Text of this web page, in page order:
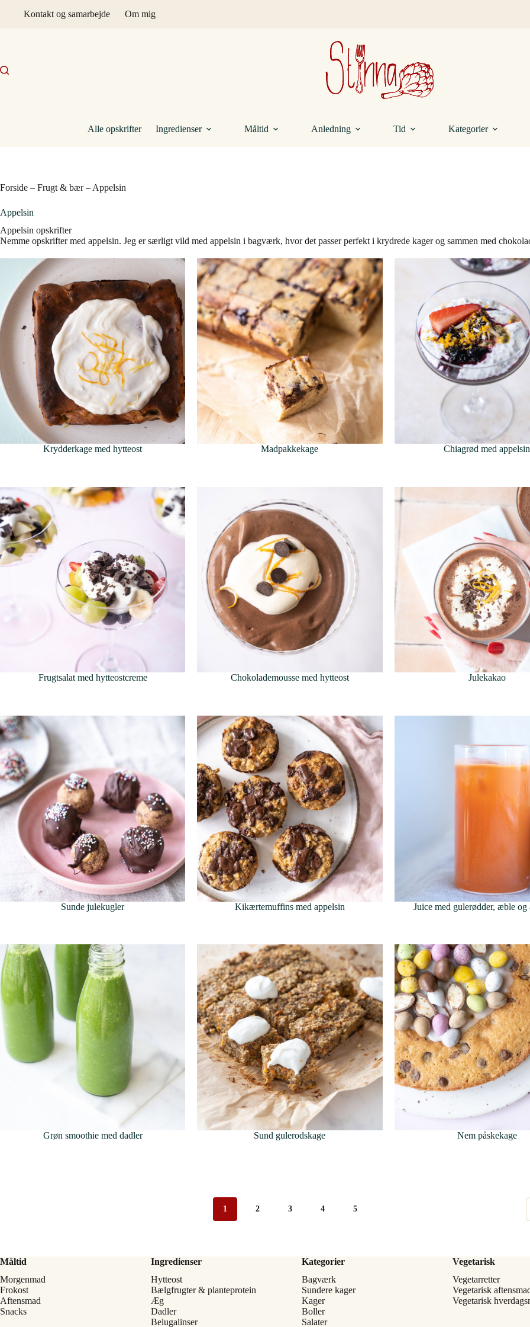
Kontakt og samarbejde Om mig
Alle opskrifter Ingredienser Måltid Anledning Tid Kategorier
Forside – Frugt & bær– Appelsin
Appelsin
Appelsin opskrifter
Nemme opskrifter med appelsin. Jeg er særligt vild med appelsin i bagværk, hvor det passer perfekt i krydrede kager og sammen med
Krydderkage med hytteost Madpakkekage Chiagrød med appelsin
Frugtsalat med hytteostcreme Chokolademousse med hytteost Julekakao
Sunde julekugler Kikærtemuffins med appelsin Juice med gulerødder, æble og
Grøn smoothie med dadler Sund gulerodskage Nem påskekage
1 2 3 4 5
Måltid
Morgenmad
Frokost
Aftensmad
Snacks
Ingredienser
Hytteost
Bælgfrugter & planteprotein
Æg
Dadler
Belugalinser
Kategorier
Bagværk
Sundere kager
Kager
Boller
Salater
Vegetarisk
Vegetarretter
Vegetarisk
Vegetarisk